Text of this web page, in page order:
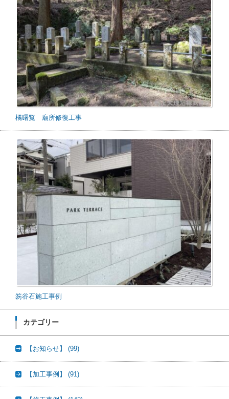
橘曙覧 廟所修復工事
笏谷石施工事例
カテゴリー
【お知らせ】 (99)
【加工事例】 (91)